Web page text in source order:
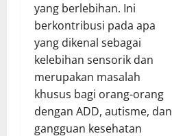
yang berlebihan. Ini
berkontribusi pada apa
yang dikenal sebagai
kelebihan sensorik dan
merupakan masalah
khusus bagi orang-orang
dengan ADD, autisme, dan
gangguan kesehatan